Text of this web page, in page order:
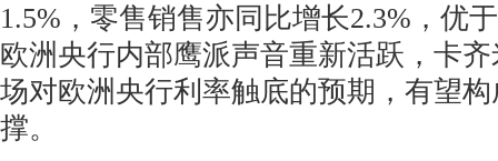
1.5%，零售销售亦同比增长2.3%，优
欧洲央行内部鹰派声音重新活跃，卡
场对欧洲央行利率触底的预期，有望
撑。